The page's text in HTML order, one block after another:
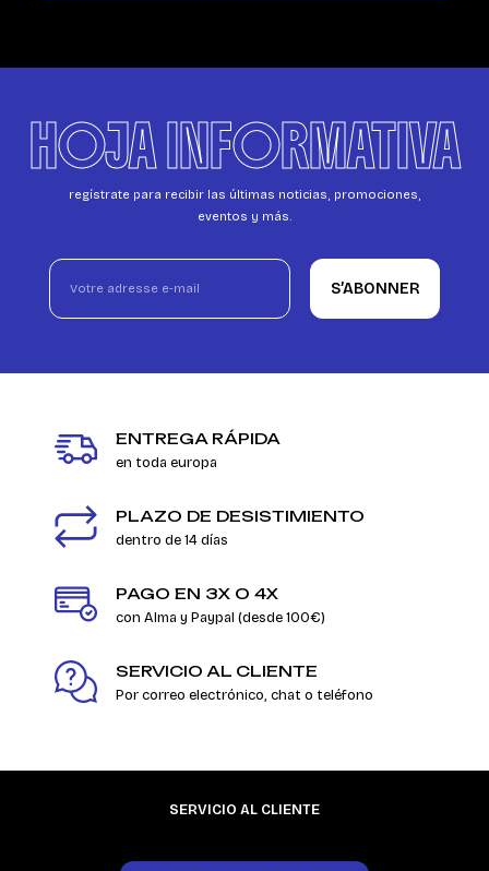
HOJA INFORMATIVA
regístrate para recibir las últimas noticias, promociones,
eventos y más.
S’ABONNER
ENTREGA RÁPIDA
en toda europa
PLAZO DE DESISTIMIENTO
dentro de 14 días
PAGO EN 3X O 4X
con Alma y Paypal (desde 100€)
SERVICIO AL CLIENTE
Por correo electrónico, chat o teléfono
SERVICIO AL CLIENTE